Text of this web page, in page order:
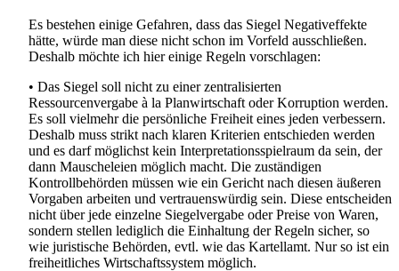
Es bestehen einige Gefahren, dass das Siegel Negativeffekte
hätte, würde man diese nicht schon im Vorfeld ausschließen.
Deshalb möchte ich hier einige Regeln vorschlagen:
• Das Siegel soll nicht zu einer zentralisierten
Ressourcenvergabe à la Planwirtschaft oder Korruption werden.
Es soll vielmehr die persönliche Freiheit eines jeden verbessern.
Deshalb muss strikt nach klaren Kriterien entschieden werden
und es darf möglichst kein Interpretationsspielraum da sein, der
dann Mauscheleien möglich macht. Die zuständigen
Kontrollbehörden müssen wie ein Gericht nach diesen äußeren
Vorgaben arbeiten und vertrauenswürdig sein. Diese entscheiden
nicht über jede einzelne Siegelvergabe oder Preise von Waren,
sondern stellen lediglich die Einhaltung der Regeln sicher, so
wie juristische Behörden, evtl. wie das Kartellamt. Nur so ist ein
freiheitliches Wirtschaftssystem möglich.